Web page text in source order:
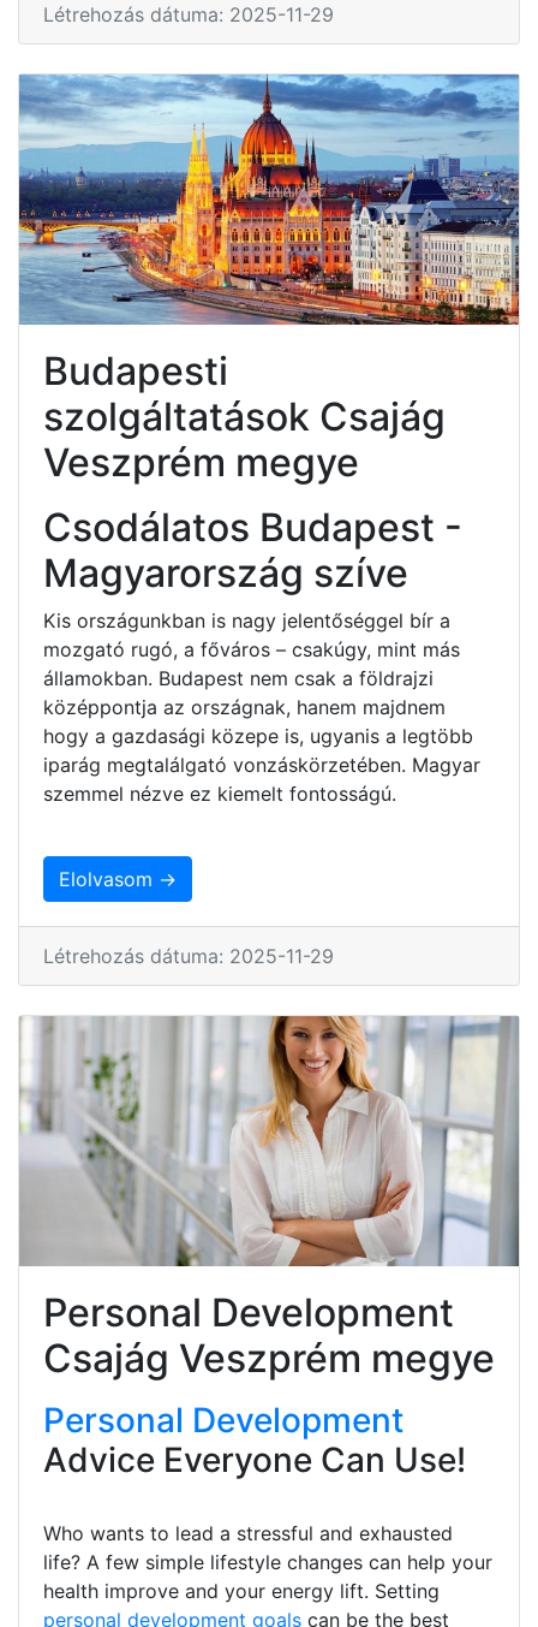
Létrehozás dátuma: 2025-11-29
Budapesti
szolgáltatások Csajág
Veszprém megye
Csodálatos Budapest -
Magyarország szíve
Kis országunkban is nagy jelentőséggel bír a
mozgató rugó, a főváros – csakúgy, mint más
államokban. Budapest nem csak a földrajzi
középpontja az országnak, hanem majdnem
hogy a gazdasági közepe is, ugyanis a legtöbb
iparág megtalálgató vonzáskörzetében. Magyar
szemmel nézve ez kiemelt fontosságú.
Elolvasom →
Létrehozás dátuma: 2025-11-29
Personal Development
Csajág Veszprém megye
Personal Development
Advice Everyone Can Use!
Who wants to lead a stressful and exhausted
life? A few simple lifestyle changes can help your
health improve and your energy lift. Setting
personal development goals can be the best